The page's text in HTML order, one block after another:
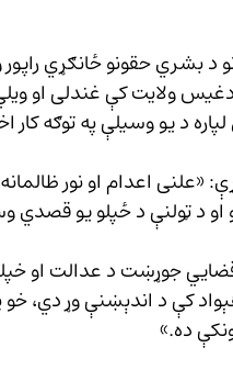
د بشري حقونو ځانګړي
ولايت کې غندلی او
د يو وسيلې په توګه کار
«علنی اعدام او نور
د ټولنې د ځپلو يو قصدي
جوړښت د عدالت او
کې د اندېښنې وړ دي،
ده.»